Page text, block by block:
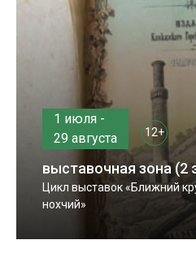
1 июля -
29 августа
12+
выставочная зона (2
Цикл выставок «Ближний
нохчий»